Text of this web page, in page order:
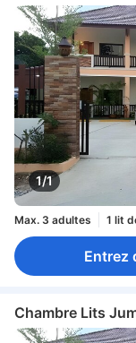
1/1
Max. 3 adultes 1 lit
Entrez
Chambre Lits